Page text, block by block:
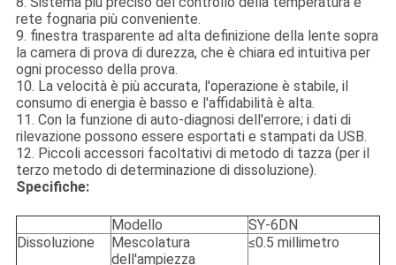
rete fognaria più conveniente.
9. finestra trasparente ad alta definizione della lente sopra
la camera di prova di durezza, che è chiara ed intuitiva per
ogni processo della prova.
10. La velocità è più accurata, l'operazione è stabile, il
consumo di energia è basso e l'affidabilità è alta.
11. Con la funzione di auto-diagnosi dell'errore; i dati di
rilevazione possono essere esportati e stampati da USB.
12. Piccoli accessori facoltativi di metodo di tazza (per il
terzo metodo di determinazione di dissoluzione).
Specifiche:
Modello
SY-6DN
Dissoluzione
Mescolatura
dell'ampiezza
≤0.5 millimetro